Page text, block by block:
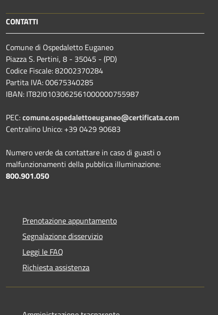
CONTATTI
Comune di Ospedaletto Euganeo
Piazza S. Pertini, 8 - 35045 - (PD)
Codice Fiscale: 82002370284
Partita IVA: 00675340285
IBAN: IT82I0103062561000000755987
PEC:comune.ospedalettoeuganeo@certificata.com
Centralino Unico: +39 0429 90683
Numero verde da contattare in caso di guasti o
malfunzionamenti della pubblica illuminazione:
800.901.050
Prenotazione appuntamento
Segnalazione disservizio
Leggi le FAQ
Richiesta assistenza